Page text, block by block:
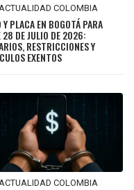
COLOMBIA
Y PLACA EN BOGOTÁ PARA
28 DE JULIO DE 2026:
RESTRICCIONES Y
EXENTOS
ACTUALIDAD COLOMBIA